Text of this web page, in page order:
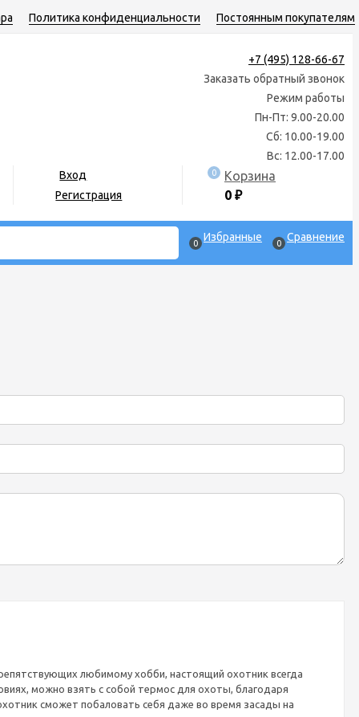
Политика конфиденциальности Постоянным покупателям
+7 (495) 128-66-67
Заказать обратный звонок
Режим работы
Пн-Пт: 9.00-20.00
Сб: 10.00-19.00
Вс: 12.00-17.00
Вход
Регистрация
0
Корзина
0 ₽
0 Избранные 0 Сравнение
любимому хобби, настоящий охотник всегда
можно взять с собой термос для охоты, благодаря
сможет побаловать себя даже во время засады на